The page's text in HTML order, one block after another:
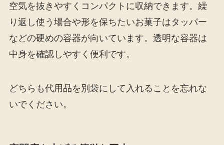
空気を抜きやすくコンパクトに収納できます。繰
り返し使う場合や形を保ちたいお菓子はタッパー
などの硬めの容器が向いています。透明な容器は
中身を確認しやすく便利です。
どちらも代用品を別袋にして入れることを忘れな
いでください。